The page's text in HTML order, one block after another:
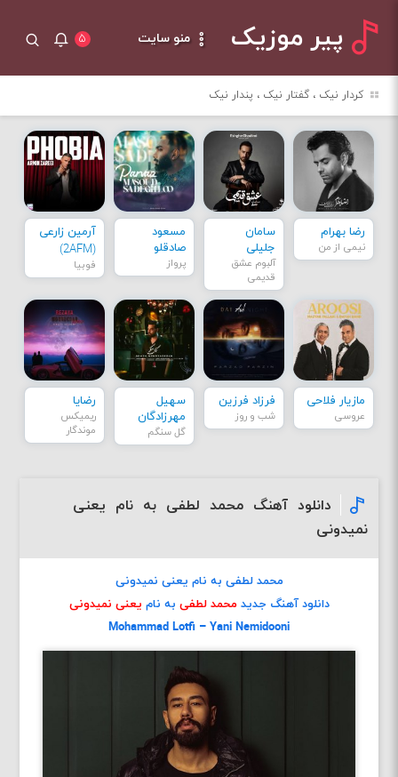
پیر موزیک منو سایت ۵
کردار نیک ، گفتار نیک ، پندار نیک
رضا بهرام
نیمی از من
سامان
جلیلی
آلبوم عشق
قدیمی
مسعود
صادقلو
پرواز
آرمین زارعی
(2AFM)
فوبیا
مازیار فلاحی
عروسی
فرزاد فرزین
شب و روز
سهیل
مهرزادگان
گل سنگم
رضایا
ریمیکس
موندگار
دانلود آهنگ محمد لطفی به نام یعنی
نمیدونی
محمد لطفی به نام یعنی نمیدونی
دانلود آهنگ جدید محمد لطفی به نام یعنی نمیدونی
Mohammad Lotfi – Yani Nemidooni